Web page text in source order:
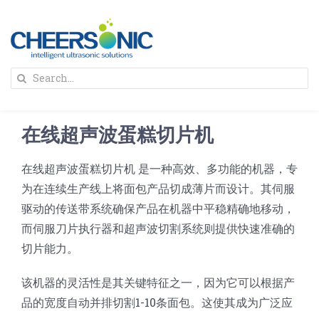
content
解决方案
蛋糕切割机
圆蛋糕切割机
蛋糕切块机
奶酪切片
圆形奶酪切片
三明治/披萨/寿司切割
超声波设备
公司新闻
关于我们
Search
在线超声波蛋糕切片机
在线超声波蛋糕切片机 是一种高效、多功能的机器，专
为在连续生产线上将面包产品切成薄片而设计。其伺服
驱动的传送带系统确保产品在机器中平稳精确地移动，
而伺服刀片执行器和超声波切割系统则提供快速准确的
切片能力。
该机器的灵活性是其关键特征之一，因为它可以根据产
品的宽度自动并排切割1-10条面包。这使其成为广泛应